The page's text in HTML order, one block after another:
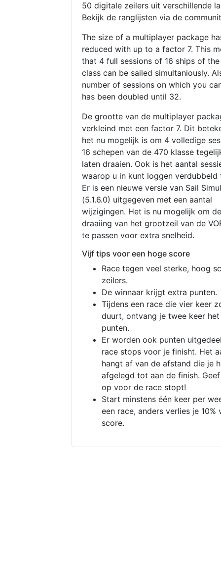
50 digitale zeilers uit verschillende
Bekijk de ranglijsten via de
The size of a multiplayer package
reduced with up to a factor 7. This
that 4 full sessions of 16 ships of
class can be sailed simultaniously.
number of sessions on which you
has been doubled until 32.
De grootte van de multiplayer
verkleind met een factor 7. Dit
het nu mogelijk is om 4 volledige
16 schepen van de 470 klasse
laten draaien. Ook is het aantal
waarop u in kunt loggen verdubbeld
Er is een nieuwe versie van Sail
(5.1.6.0) uitgegeven met een aantal
wijzigingen. Het is nu mogelijk om de
draaiing van het grootzeil van de
te passen voor extra snelheid.
Vijf tips voor een hoge score
Race tegen veel sterke, hoog
zeilers.
De winnaar krijgt extra punten.
Tijdens een race die vier keer
duurt, ontvang je twee keer
punten.
Er worden ook punten
race stops voor je finisht. Het
hangt af van de afstand die je
afgelegd tot aan de finish.
op voor de race stopt!
Start minstens één keer per
een race, anders verlies je 10%
score.